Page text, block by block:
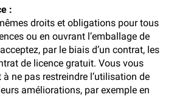
:
droits et obligations pour tous
ou en ouvrant l’emballage de
par le biais d’un contrat, les
de licence gratuit. Vous vous
ne pas restreindre l’utilisation de
améliorations, par exemple en